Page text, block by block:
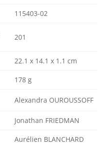
115403-02
201
22.1 x 14.1 x 1.1 cm
178 g
Alexandra OUROUSSOFF
Jonathan FRIEDMAN
Aurélien BLANCHARD